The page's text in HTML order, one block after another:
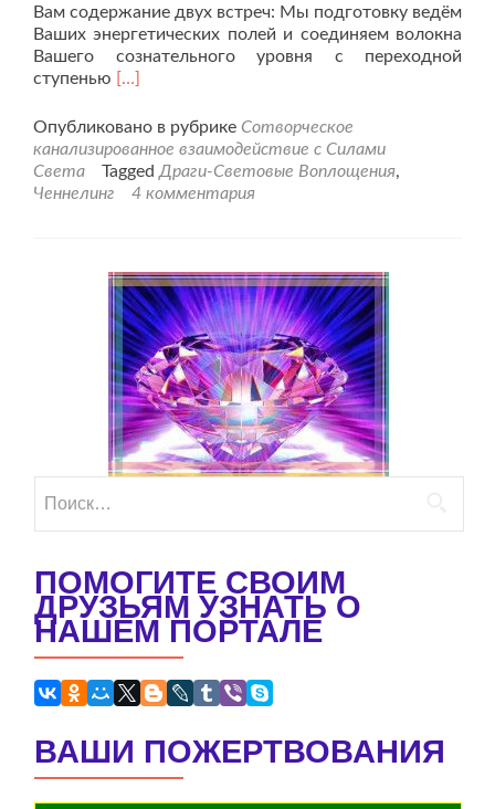
Вам содержание двух встреч: Мы подготовку ведём
Ваших энергетических полей и соединяем волокна
Вашего сознательного уровня с переходной
ступенью Читать
проДраги-
Световые
Воплощения
[…]
Опубликовано в рубрике Сотворческое
канализированное взаимодействие с Силами
Света
Tagged Драги-Световые Воплощения,
Ченнелинг
4 комментария
ПОМОГИТЕ СВОИМ
ДРУЗЬЯМ УЗНАТЬ О
НАШЕМ ПОРТАЛЕ
ВАШИ ПОЖЕРТВОВАНИЯ